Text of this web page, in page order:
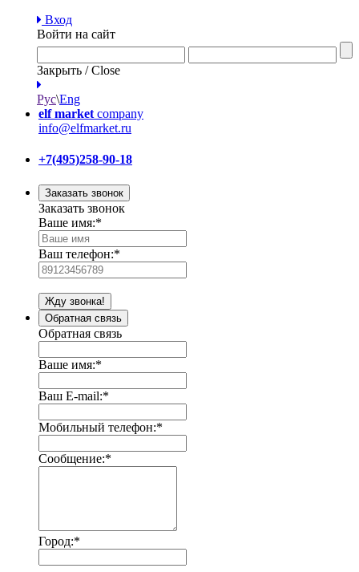
Вход
Войти на сайт
Закрыть / Close
Рус\Eng
elf market company
info@elfmarket.ru
+7(495)258-90-18
Заказать звонок
Заказать звонок
Ваше имя:*
Ваш телефон:*
Жду звонка!
Обратная связь
Обратная связь
Ваше имя:*
Ваш E-mail:*
Мобильный телефон:*
Сообщение:*
Город:*